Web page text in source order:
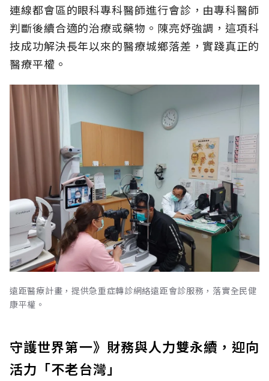
連線都會區的眼科專科醫師進行會診，由專科醫師
判斷後續合適的治療或藥物。陳亮妤強調，這項科
技成功解決長年以來的醫療城鄉落差，實踐真正的
醫療平權。
遠距醫療計畫，提供急重症轉診網絡遠距會診服務，落實全民健
康平權。
守護世界第一》財務與人力雙永續，迎向
活力「不老台灣」